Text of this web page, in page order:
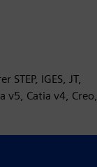
IGES, JT,
v5, Catia v4, Creo,
system til